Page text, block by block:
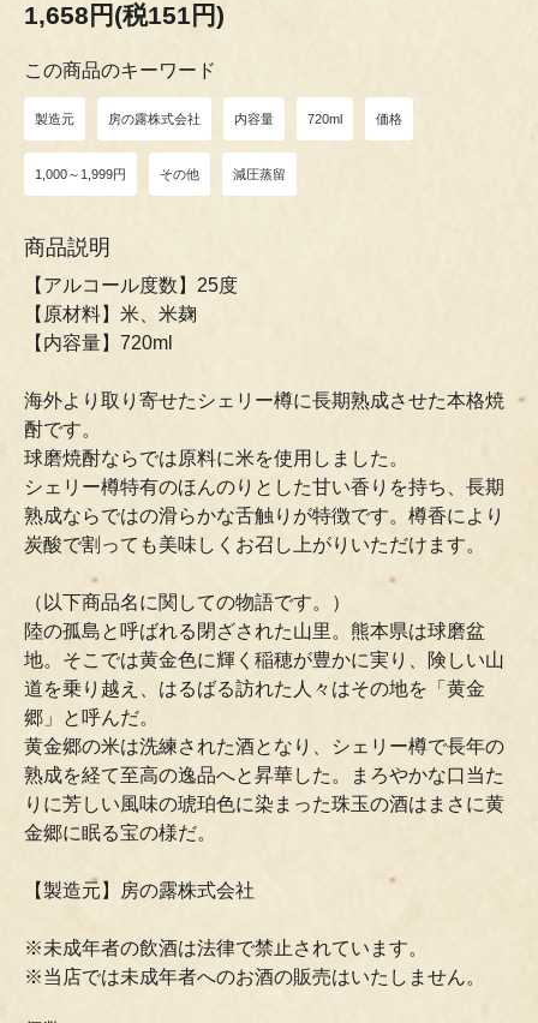
1,658円(税151円)
この商品のキーワード
製造元 房の露株式会社 内容量 720ml 価格
1,000～1,999円 その他 減圧蒸留
商品説明
【アルコール度数】25度
【原材料】米、米麹
【内容量】720ml
海外より取り寄せたシェリー樽に長期熟成させた本格焼
酎です。
球磨焼酎ならでは原料に米を使用しました。
シェリー樽特有のほんのりとした甘い香りを持ち、長期
熟成ならではの滑らかな舌触りが特徴です。樽香により
炭酸で割っても美味しくお召し上がりいただけます。
（以下商品名に関しての物語です。）
陸の孤島と呼ばれる閉ざされた山里。熊本県は球磨盆
地。そこでは黄金色に輝く稲穂が豊かに実り、険しい山
道を乗り越え、はるばる訪れた人々はその地を「黄金
郷」と呼んだ。
黄金郷の米は洗練された酒となり、シェリー樽で長年の
熟成を経て至高の逸品へと昇華した。まろやかな口当た
りに芳しい風味の琥珀色に染まった珠玉の酒はまさに黄
金郷に眠る宝の様だ。
【製造元】房の露株式会社
※未成年者の飲酒は法律で禁止されています。
※当店では未成年者へのお酒の販売はいたしません。